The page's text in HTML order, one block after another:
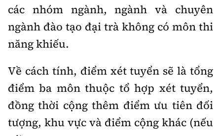
Tổng biên tập: Nguyễn Thị Hồng Nga
Phó Tổng biên tập: Nguyễn Sơn Tùng,
Nguyễn Đức Thắng, La Đức Hùng
0901 514 7990915 057 282
Email:bandoc@baoxaydung.vn
Cấm sao chép dưới mọi hình thức nếu không có sự
chấp thuận bằng văn bản.
các nhóm ngành, ngành và chuyên
ngành đào tạo đại trà không có môn thi
năng khiếu.
Về cách tính, điểm xét tuyển sẽ là tổng
điểm ba môn thuộc tổ hợp xét tuyển,
đồng thời cộng thêm điểm ưu tiên đối
tượng, khu vực và điểm cộng khác (nếu